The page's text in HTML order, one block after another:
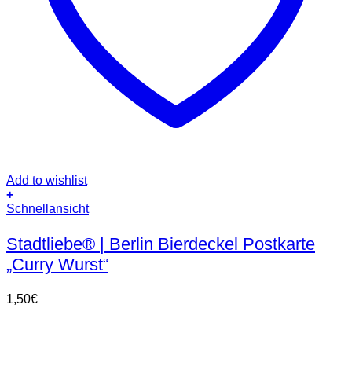
Add to wishlist
+
Schnellansicht
Stadtliebe® | Berlin Bierdeckel Postkarte
„Curry Wurst“
1,50€